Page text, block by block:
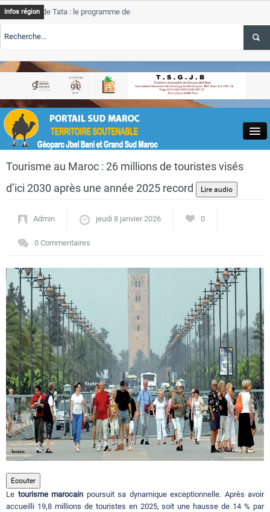
Close
Actualités
Circuits touristiques
Tourisme
Régions
Hotels
Evenements
Contact
Infos région
de Tata : le programme de rehabilitation post-inondations
TSGJB Tourisme : l’ONMT renforce l’aerien a Dakhla et
Tata
TSGJB Tourisme au Maroc : Transavia renforce les vols Paris-
Tourisme au Maroc : 26 millions de touristes visés
d’ici 2030 après une année 2025 record
Admin jeudi 8 janvier 2026 0
0 Commentaires
Ecouter
Le tourisme marocain poursuit sa dynamique exceptionnelle. Après avoir
accueilli 19,8 millions de touristes en 2025, soit une hausse de 14 % par